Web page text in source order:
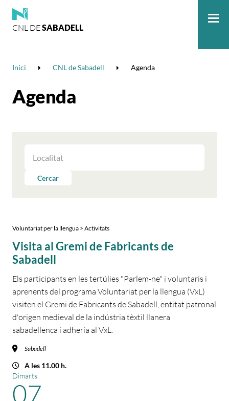
CNL DESABADELL
Inici CNL de Sabadell Agenda
Agenda
LES
PERCercar
Voluntariat per la llengua > Activitats
Visita al Gremi de Fabricants de
Sabadell
Els participants en les tertúlies "Parlem-ne" i voluntaris i
aprenents del programa Voluntariat per la llengua (VxL)
visiten el Gremi de Fabricants de Sabadell, entitat patronal
d'origen medieval de la indústria tèxtil llanera
sabadellenca i adheria al VxL.
Sabadell
A les 11.00 h.
Dimarts
07